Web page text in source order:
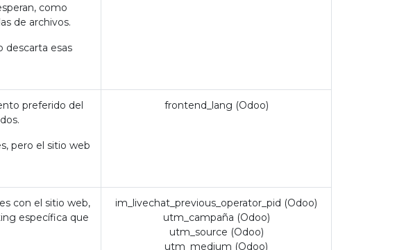
como
de archivos.
descarta esas
preferido del
pero el sitio web
frontend_lang (Odoo)
con el sitio web,
específica que
im_livechat_previous_operator_pid (Odoo)
utm_campaña (Odoo)
utm_source (Odoo)
utm_medium (Odoo)